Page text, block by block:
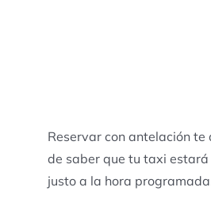
Reservar con antelación
de saber que tu taxi
justo a la hora